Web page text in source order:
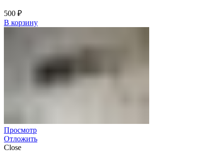
500 ₽
В корзину
Просмотр
Отложить
Close